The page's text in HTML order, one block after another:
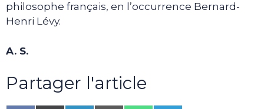
philosophe français, en l’occurrence Bernard-
Henri Lévy.
A. S.
Partager l'article